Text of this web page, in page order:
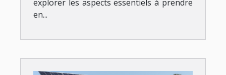
explorer les aspects essentiels à prendre
en...